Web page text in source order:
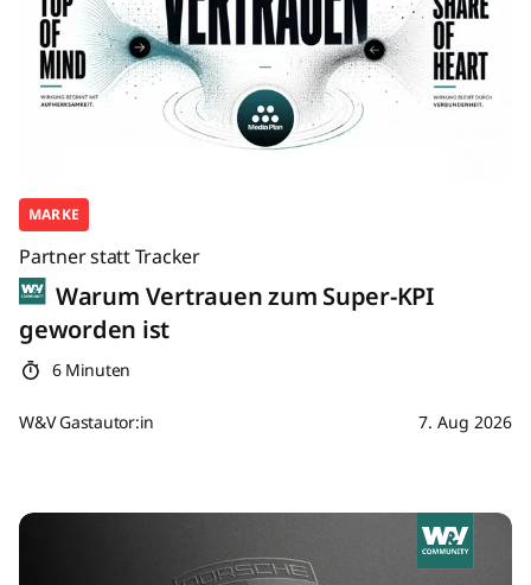
MARKE
Partner statt Tracker
Warum Vertrauen zum Super-KPI
geworden ist
6 Minuten
W&V Gastautor:in 7. Aug 2026